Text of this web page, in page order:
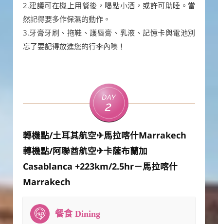
2.建議可在機上用餐後，喝點小酒，或許可助睡。當
然記得要多作保濕的動作。
3.牙膏牙刷、拖鞋、護唇膏、乳液、記憶卡與電池別
忘了要記得放進您的行李內噢！
Day
2
轉機點/土耳其航空✈馬拉喀什Marrakech
轉機點/阿聯酋航空✈卡薩布蘭加
Casablanca +223km/2.5hr－馬拉喀什
Marrakech